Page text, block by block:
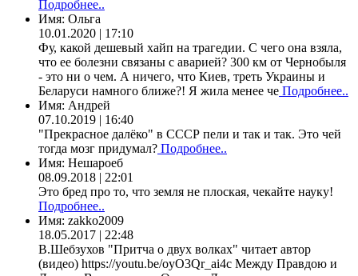
Подробнее..
Имя: Ольга
10.01.2020 | 17:10
Фу, какой дешевый хайп на трагедии. С чего она взяла,
что ее болезни связаны с аварией? 300 км от Чернобыля
- это ни о чем. А ничего, что Киев, треть Украины и
Беларуси намного ближе?! Я жила менее че Подробнее..
Имя: Андрей
07.10.2019 | 16:40
"Прекрасное далёко" в СССР пели и так и так. Это чей
тогда мозг придумал? Подробнее..
Имя: Нешароеб
08.09.2018 | 22:01
Это бред про то, что земля не плоская, чекайте науку!
Подробнее..
Имя: zakko2009
18.05.2017 | 22:48
В.Шебзухов "Притча о двух волках" читает автор
(видео) https://youtu.be/oyO3Qr_ai4c Между Правдою и